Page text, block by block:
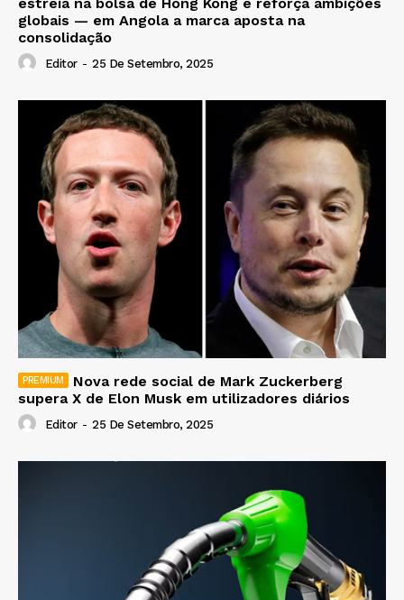
globais — em Angola a marca aposta na
consolidação
Editor - 25 De Setembro, 2025
Nova rede social de Mark Zuckerberg
supera X de Elon Musk em utilizadores diários
Editor - 25 De Setembro, 2025